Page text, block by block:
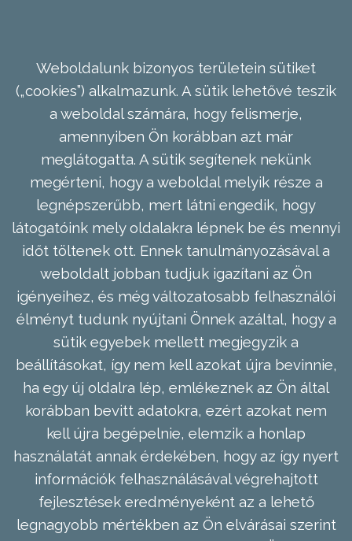
Weboldalunk bizonyos területein sütiket
(„cookies”) alkalmazunk. A sütik lehetővé teszik
a weboldal számára, hogy felismerje,
amennyiben Ön korábban azt már
meglátogatta. A sütik segítenek nekünk
megérteni, hogy a weboldal melyik része a
legnépszerűbb, mert látni engedik, hogy
látogatóink mely oldalakra lépnek be és mennyi
időt töltenek ott. Ennek tanulmányozásával a
weboldalt jobban tudjuk igazítani az Ön
igényeihez, és még változatosabb felhasználói
élményt tudunk nyújtani Önnek azáltal, hogy a
sütik egyebek mellett megjegyzik a
beállításokat, így nem kell azokat újra bevinnie,
ha egy új oldalra lép, emlékeznek az Ön által
korábban bevitt adatokra, ezért azokat nem
kell újra begépelnie, elemzik a honlap
használatát annak érdekében, hogy az így nyert
információk felhasználásával végrehajtott
fejlesztések eredményeként az a lehető
legnagyobb mértékben az Ön elvárásai szerint